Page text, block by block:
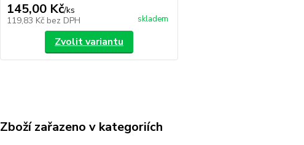
145,00 Kč/ks
119,83 Kč bez DPH skladem
Zvolit variantu
Zboží zařazeno v kategoriích